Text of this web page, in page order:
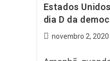
Estados
dia D da
novembro 2, 2020